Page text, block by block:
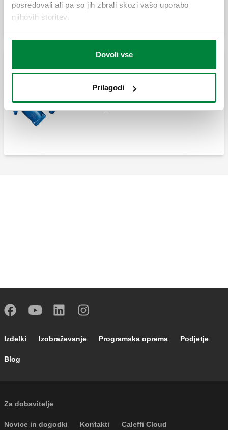
posredovali ali pa so jih zbrali skozi vašo uporabo
njihovih storitev.
Dovoli vse
Prilagodi
Filtri s prirobničnimi priključki za ogrevalne sisteme
Footer main navigation
Izdelki Izobraževanje Programska oprema Podjetje
Blog
External links
Za dobavitelje
Footer secondary navigation
Novice in dogodki Kontakti Caleffi Cloud